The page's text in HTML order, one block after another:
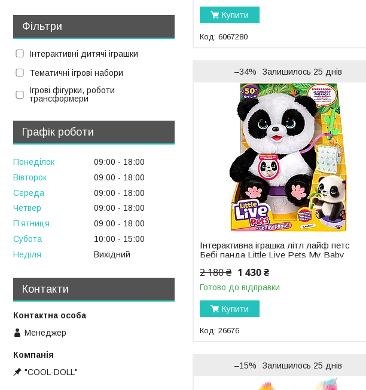
Купити
6067280
–34% Залишилось 25 днів
Інтерактивна іграшка літл лайф петс
Бебі панда Little Live Pets My Baby
2 180 ₴ 1 430 ₴
Готово до відправки
Купити
26676
–15% Залишилось 25 днів
Фільтри
Інтерактивні дитячі іграшки
Тематичні ігрові набори
Ігрові фігурки, роботи
трансформери
Графік роботи
Понеділок 09:00
18:00
Вівторок
09:00
18:00
Середа
09:00
18:00
Четвер
09:00
18:00
Пʼятниця
09:00
18:00
Субота
10:00
15:00
Неділя
Вихідний
Контакти
Менеджер
"COOL-DOLL"